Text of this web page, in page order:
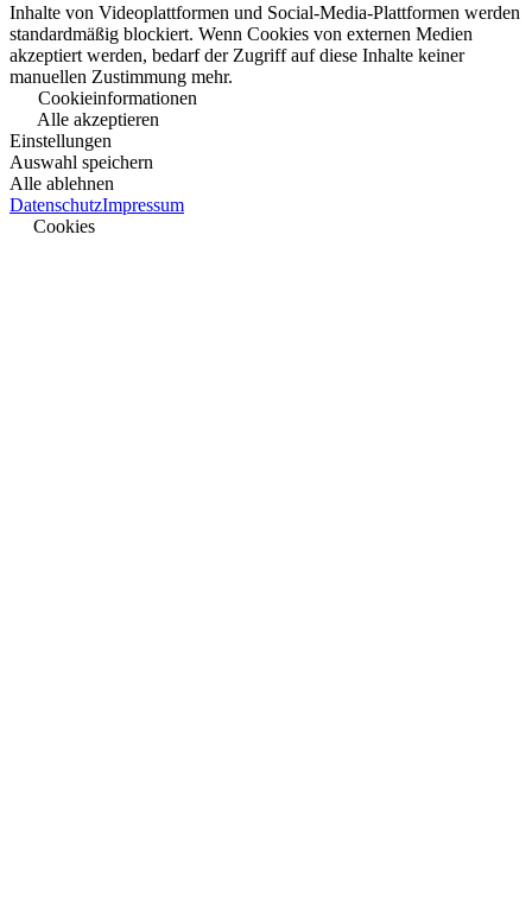
Inhalte von Videoplattformen und Social-Media-Plattformen werden
standardmäßig blockiert. Wenn Cookies von externen Medien
akzeptiert werden, bedarf der Zugriff auf diese Inhalte keiner
manuellen Zustimmung mehr.
Cookieinformationen
Alle akzeptieren
Einstellungen
Auswahl speichern
Alle ablehnen
DatenschutzImpressum
Cookies